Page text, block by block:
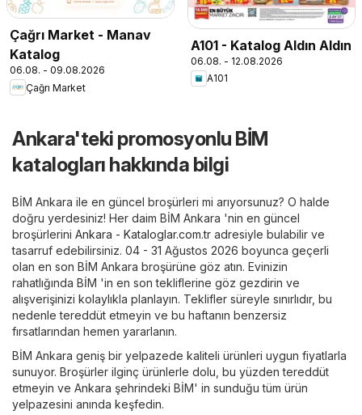
Çağrı Market - Manav
Katalog
06.08. - 09.08.2026
Çağrı Market
A101 - Katalog Aldın Aldın
06.08. - 12.08.2026
A101
Ankara'teki promosyonlu BİM
katalogları hakkında bilgi
BİM Ankara ile en güncel broşürleri mi arıyorsunuz? O halde
doğru yerdesiniz! Her daim BİM Ankara 'nin en güncel
broşürlerini Ankara - Kataloglar.com.tr adresiyle bulabilir ve
tasarruf edebilirsiniz. 04 - 31 Ağustos 2026 boyunca geçerli
olan en son BİM Ankara broşürüne göz atın. Evinizin
rahatlığında BİM 'in en son tekliflerine göz gezdirin ve
alışverişinizi kolaylıkla planlayın. Teklifler süreyle sınırlıdır, bu
nedenle tereddüt etmeyin ve bu haftanın benzersiz
fırsatlarından hemen yararlanın.
BİM Ankara geniş bir yelpazede kaliteli ürünleri uygun fiyatlarla
sunuyor. Broşürler ilginç ürünlerle dolu, bu yüzden tereddüt
etmeyin ve Ankara şehrindeki BİM' in sunduğu tüm ürün
yelpazesini anında keşfedin.